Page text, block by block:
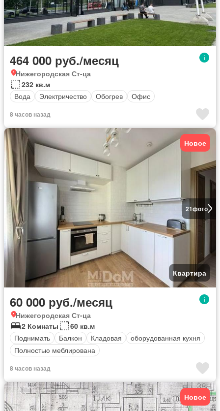
464 000 руб./месяц
Нижегородская Ст-ца
232 кв.м
Вода
Электричество Обогрев Офис
8 часов назад
21фото
Новое
Квартира
60 000 руб./месяц
Нижегородская Ст-ца
2 Комнаты
60 кв.м
Поднимать
Балкон Кладовая
оборудованная кухня
Полностью меблирована
8 часов назад
Новое